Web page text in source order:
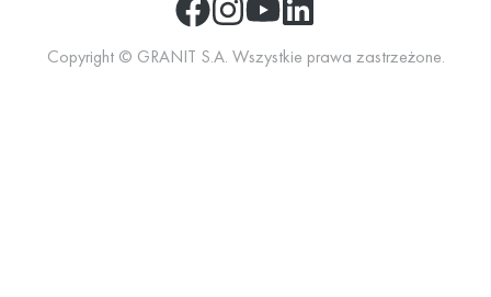
Copyright © GRANIT S.A. Wszystkie prawa zastrzeżone.